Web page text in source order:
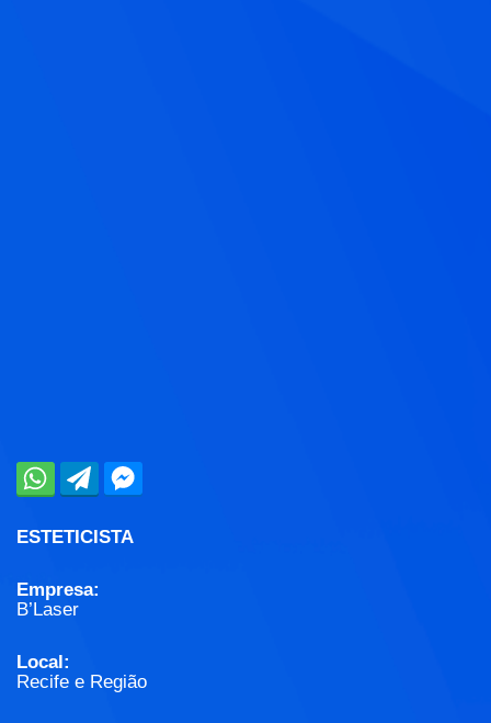
ESTETICISTA
Empresa:
B’Laser
Local:
Recife e Região